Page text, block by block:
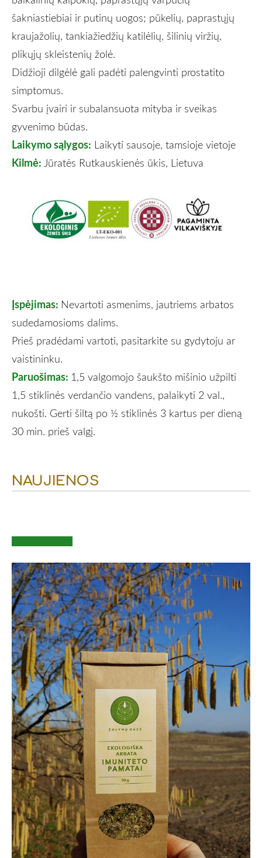
NAUJIENOS
šakniastiebiai ir putinų uogos; pūkelių, paprastųjų
kraujažolių, tankiažiedžių katilėlių, šilinių viržių,
plikųjų skleistenių žolė.
Didžioji dilgėlė gali padėti palengvinti prostatito
simptomus.
Svarbu įvairi ir subalansuota mityba ir sveikas
gyvenimo būdas.
Laikymo sąlygos: Laikyti sausoje, tamsioje vietoje
Kilmė: Jūratės Rutkauskienės ūkis, Lietuva
Įspėjimas: Nevartoti asmenims, jautriems arbatos
sudedamosioms dalims.
Prieš pradėdami vartoti, pasitarkite su gydytoju ar
vaistininku.
Paruošimas: 1,5 valgomojo šaukšto mišinio užpilti
1,5 stiklinės verdančio vandens, palaikyti 2 val.,
nukošti. Gerti šiltą po ½ stiklinės 3 kartus per dieną
30 min. prieš valgį.